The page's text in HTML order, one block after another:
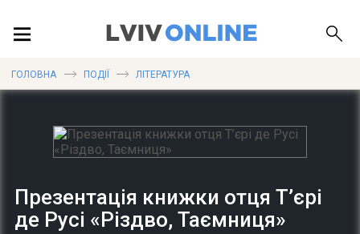
ПУБЛІКАЦІЇ
ГОЛОВНА ПОДІЇ ЛІТЕРАТУРА
Презентація книжки отця Т’єрі
де Русі «Різдво, Таємниця»